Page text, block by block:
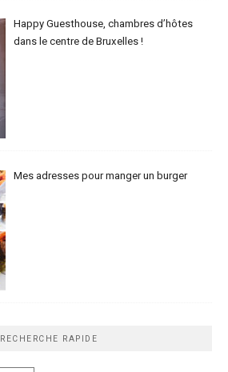
Happy Guesthouse, chambres d’hôtes
dans le centre de Bruxelles !
Mes adresses pour manger un burger
RECHERCHE RAPIDE